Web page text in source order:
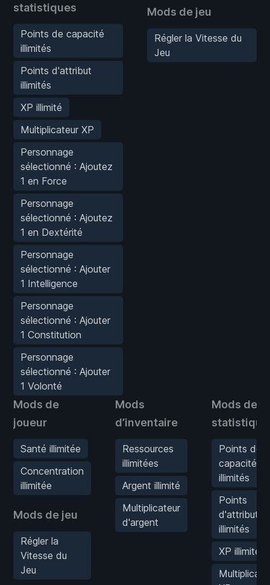
statistiques
Points de capacité
illimités
Points d'attribut
illimités
XP illimité
Multiplicateur XP
Personnage
sélectionné : Ajoutez
1 en Force
Personnage
sélectionné : Ajoutez
1 en Dextérité
Personnage
sélectionné : Ajouter
1 Intelligence
Personnage
sélectionné : Ajouter
1 Constitution
Personnage
sélectionné : Ajouter
1 Volonté
Mods de jeu
Régler la Vitesse du
Jeu
Mods de
joueur
Santé illimitée
Concentration
illimitée
Mods de jeu
Régler la
Vitesse du
Jeu
Mods
d’inventaire
Ressources
illimitées
Argent illimité
Multiplicateur
d'argent
Mods de
Points de
capacité
illimités
Points
d'attribut
illimités
XP illimité